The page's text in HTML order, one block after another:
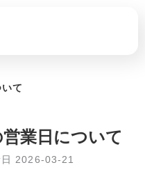
て
営業日について
日 2026-03-21